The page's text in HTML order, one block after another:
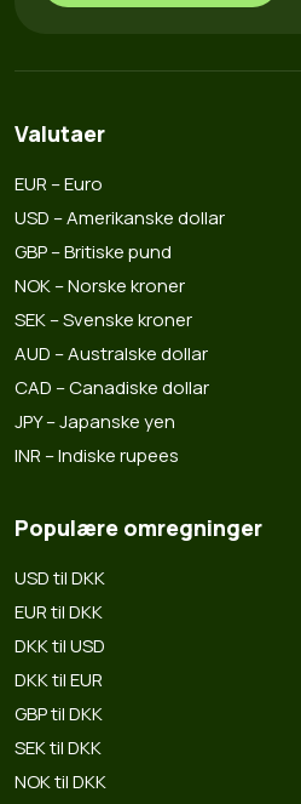
Valutaer
EUR – Euro
USD – Amerikanske dollar
GBP – Britiske pund
NOK – Norske kroner
SEK – Svenske kroner
AUD – Australske dollar
CAD – Canadiske dollar
JPY – Japanske yen
INR – Indiske rupees
Populære omregninger
USD til DKK
EUR til DKK
DKK til USD
DKK til EUR
GBP til DKK
SEK til DKK
NOK til DKK